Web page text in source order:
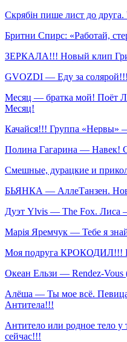
Скрябін пише лист до
Бритни Спирс: «Работай,
ЗЕРКАЛА!!! Новый клип
GVOZDI — Еду за солярой!!!
Месяц — братка мой! Поёт
Месяц!
Качайся!!! Группа
Полина Гагарина —
Смешные, дурацкие и
БЬЯНКА — АллеТанзен.
Дуэт Ylvis — The Fox. Лиса
Марія Яремчук — Тебе я
Моя подруга КРОКОДИЛ!!!
Океан Ельзи — Rendez-Vous
Алёша — Ты мое всё.
Антитела!!!
Антитело или родное тело у
сейчас!!!